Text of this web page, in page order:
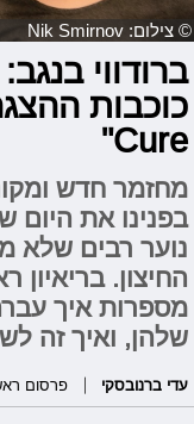
© צילום: Nik Smirnov
ברודווי
Cure"
בפנינו את היום
נוער רבים שלא
החיצון. בריאיון
מספרות איך
שלהן, ואיך זה
עדי ברנובסקי פרסום ראשון: 14/03/